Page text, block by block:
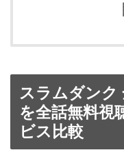
スラムダンク
を全話無料視
ビス比較